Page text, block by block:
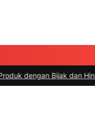
Hindari Penipuan|#4 -